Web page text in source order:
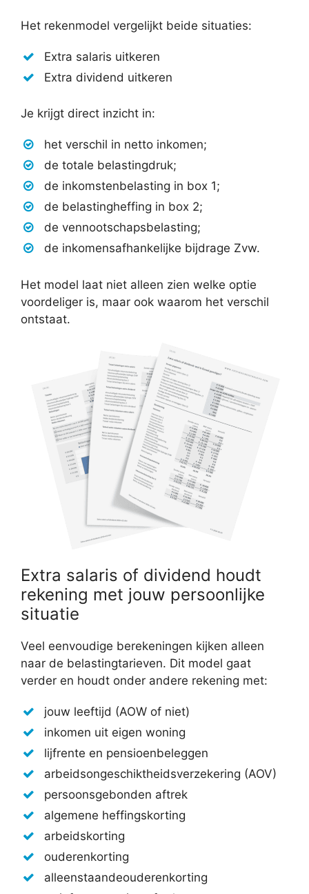
Het rekenmodel vergelijkt beide situaties:
Extra salaris uitkeren
Extra dividend uitkeren
Je krijgt direct inzicht in:
het verschil in netto inkomen;
de totale belastingdruk;
de inkomstenbelasting in box 1;
de belastingheffing in box 2;
de vennootschapsbelasting;
de inkomensafhankelijke bijdrage Zvw.
Het model laat niet alleen zien welke optie
voordeliger is, maar ook waarom het verschil
ontstaat.
Extra salaris of dividend houdt
rekening met jouw persoonlijke
situatie
Veel eenvoudige berekeningen kijken alleen
naar de belastingtarieven. Dit model gaat
verder en houdt onder andere rekening met:
jouw leeftijd (AOW of niet)
inkomen uit eigen woning
lijfrente en pensioenbeleggen
arbeidsongeschiktheidsverzekering (AOV)
persoonsgebonden aftrek
algemene heffingskorting
arbeidskorting
ouderenkorting
alleenstaandeouderenkorting